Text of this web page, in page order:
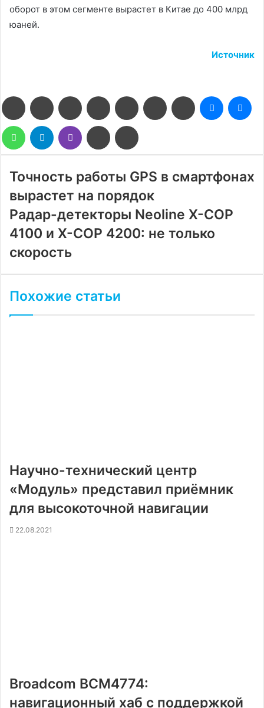
оборот в этом сегменте вырастет в Китае до 400 млрд
юаней.
Источник
FacebookTwitter LinkedIn Pinterest Reddit ВконтактеОдноклассники
Messenger
WhatsAppTelegram Viber
Поделиться
через
электронную
Точность работы GPS в смартфонах
вырастет на порядок
Радар-детекторы Neoline X-COP
4100 и X-COP 4200: не только
скорость
Похожие статьи
Научно-технический центр
«Модуль» представил приёмник
для высокоточной навигации
22.08.2021
Broadcom BCM4774:
навигационный хаб с поддержкой